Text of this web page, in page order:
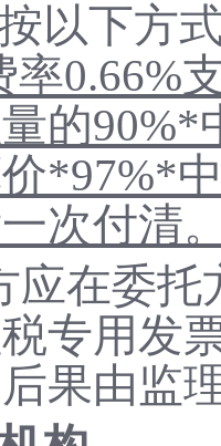
以下方
率0.66%
的90%*
*97%*
次付清
应在委
专用发
果由监